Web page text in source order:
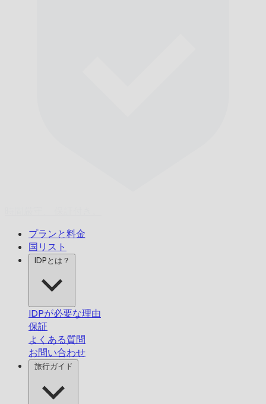
プランと料金
国リスト
IDPとは？
IDPが必要な理由
保証
よくある質問
お問い合わせ
旅行ガイド